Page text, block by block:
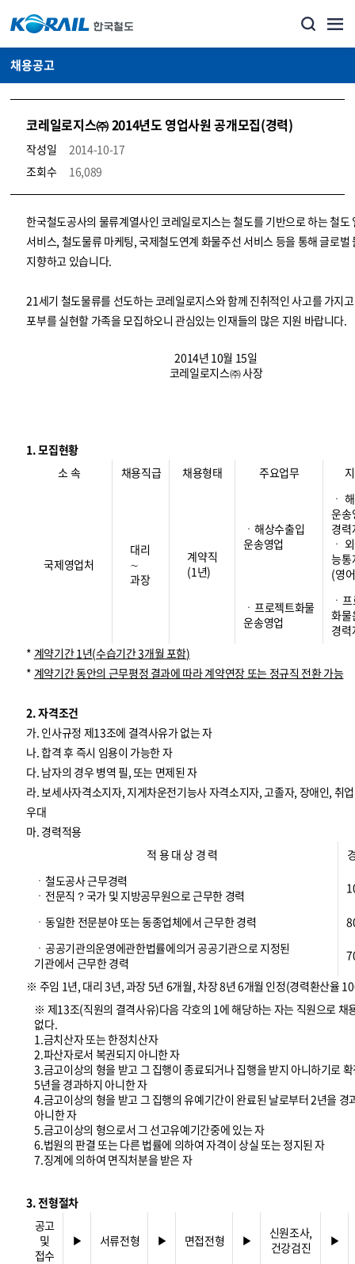
채용공고
코레일로지스㈜ 2014년도 영업사원 공개모집(경력)
작성일
2014-10-17
조회수
16,089
코레일소개_경영공시_채용공고 상세보기 – 내용, 파일, 담당자 연락처로 구성
한국철도공사의 물류계열사인 코레일로지스는 철도를 기반으로 하는 철도
서비스, 철도물류 마케팅, 국제철도연계 화물주선 서비스 등을 통해 글로벌
지향하고 있습니다.
21세기 철도물류를 선도하는 코레일로지스와 함께 진취적인 사고를 가지
포부를 실현할 가족을 모집하오니 관심있는 인재들의 많은 지원 바랍니다.
2014년 10월 15일
코레일로지스㈜ 사장
1. 모집현황
소 속
채용직급 채용형태 주요업무
국제영업처
대리
∼
과장
계약직
(1년)
ㆍ해상수출입
운송영업
ㆍ
운송
경력
ㆍ
능통
(영
ㆍ프로젝트화물
운송영업
ㆍ
화물
경력
* 계약기간1년(수습기간3개월 포함)
* 계약기간 동안의 근무평정 결과에 따라 계약연장 또는 정규직 전환 가능
2. 자격조건
가. 인사규정 제13조에 결격사유가 없는 자
나. 합격 후 즉시 임용이 가능한 자
다. 남자의 경우 병역 필, 또는 면제된 자
라. 보세사자격소지자, 지게차운전기능사 자격소지자, 고졸자, 장애인, 취
우대
마. 경력적용
적 용 대 상 경 력
ㆍ철도공사 근무경력
ㆍ전문직？국가 및 지방공무원으로 근무한 경력
ㆍ동일한 전문분야 또는 동종업체에서 근무한 경력
ㆍ공공기관의운영에관한법률에의거 공공기관으로 지정된
기관에서 근무한 경력
※ 주임 1년, 대리 3년, 과장 5년 6개월, 차장 8년 6개월 인정(경력환산율
※ 제13조(직원의 결격사유)다음 각호의 1에 해당하는 자는 직원으로 채
없다.
1.금치산자 또는 한정치산자
2.파산자로서 복권되지 아니한 자
3.금고이상의 형을 받고 그 집행이 종료되거나 집행을 받지 아니하기로
5년을 경과하지 아니한 자
4.금고이상의 형을 받고 그 집행의 유예기간이 완료된 날로부터 2년을 경
아니한 자
5.금고이상의 형으로서 그 선고유예기간중에 있는 자
6.법원의 판결 또는 다른 법률에 의하여 자격이 상실 또는 정지된 자
7.징계에 의하여 면직처분을 받은 자
3. 전형절차
공고
및
접수
▶ 서류전형 ▶ 면접전형 ▶
신원조사,
건강검진
▶